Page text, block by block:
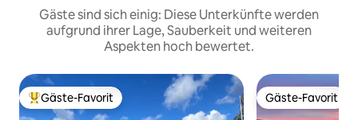
Gäste sind sich einig: Diese Unterkünfte werden
aufgrund ihrer Lage, Sauberkeit und weiteren
Aspekten hoch bewertet.
Beliebter Gäste-Favorit.
Gäste-Favorit Gäste-Favorit
Gäste-Favorit